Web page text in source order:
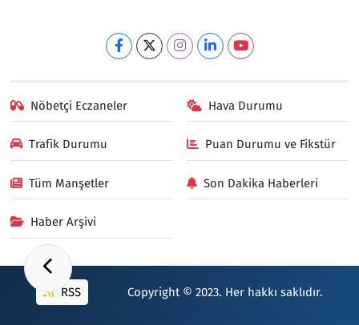
Nöbetçi Eczaneler Hava Durumu
Trafik Durumu Puan Durumu ve Fikstür
Tüm Manşetler Son Dakika Haberleri
Haber Arşivi
RSS Copyright © 2023. Her hakkı saklıdır.